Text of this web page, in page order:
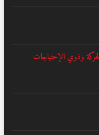
وذوي الإحتياجات